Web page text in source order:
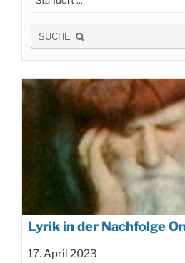
SUCHE
Lyrik in der Nachfolge
17. April 2023